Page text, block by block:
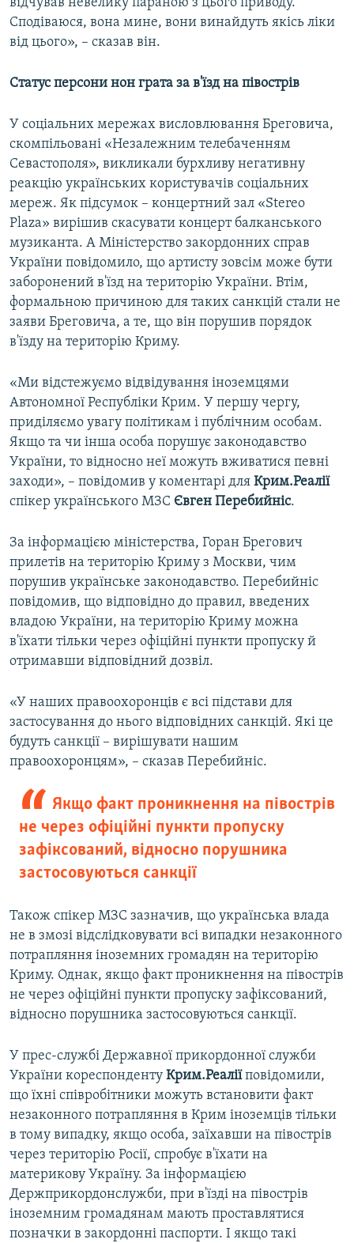
відчував невелику параною з цього приводу.
Сподіваюся, вона мине, вони винайдуть якісь ліки
від цього», – сказав він.
Статус персони нон грата за в'їзд на півострів
У соціальних мережах висловлювання Бреговича,
скомпільовані «Незалежним телебаченням
Севастополя», викликали бурхливу негативну
реакцію українських користувачів соціальних
мереж. Як підсумок – концертний зал «Stereo
Plaza» вирішив скасувати концерт балканського
музиканта. А Міністерство закордонних справ
України повідомило, що артисту зовсім може бути
заборонений в'їзд на територію України. Втім,
формальною причиною для таких санкцій стали не
заяви Бреговича, а те, що він порушив порядок
в'їзду на територію Криму.
«Ми відстежуємо відвідування іноземцями
Автономної Республіки Крим. У першу чергу,
приділяємо увагу політикам і публічним особам.
Якщо та чи інша особа порушує законодавство
України, то відносно неї можуть вживатися певні
заходи», – повідомив у коментарі для Крим.Реалії
спікер українського МЗС Євген Перебийніс.
За інформацією міністерства, Горан Брегович
прилетів на територію Криму з Москви, чим
порушив українське законодавство. Перебийніс
повідомив, що відповідно до правил, введених
владою України, на територію Криму можна
в'їхати тільки через офіційні пункти пропуску й
отримавши відповідний дозвіл.
«У наших правоохоронців є всі підстави для
застосування до нього відповідних санкцій. Які це
будуть санкції – вирішувати нашим
правоохоронцям», – сказав Перебийніс.
Якщо факт проникнення на півострів
не через офіційні пункти пропуску
зафіксований, відносно порушника
застосовуються санкції
Також спікер МЗС зазначив, що українська влада
не в змозі відслідковувати всі випадки незаконного
потрапляння іноземних громадян на територію
Криму. Однак, якщо факт проникнення на півострів
не через офіційні пункти пропуску зафіксований,
відносно порушника застосовуються санкції.
У прес-службі Державної прикордонної служби
України кореспонденту Крим.Реаліїповідомили,
що їхні співробітники можуть встановити факт
незаконного потрапляння в Крим іноземців тільки
в тому випадку, якщо особа, заїхавши на півострів
через територію Росії, спробує в'їхати на
материкову Україну. За інформацією
Держприкордонслужби, при в'їзді на півострів
іноземним громадянам мають проставлятися
позначки в закордонні паспорти. І якщо такі